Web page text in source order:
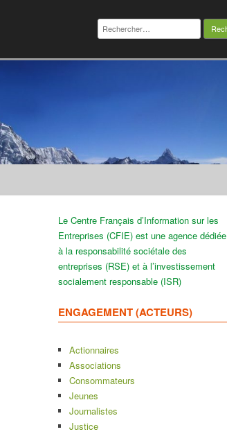
Rechercher :
Le Centre Français d’Information sur les
Entreprises (CFIE) est une agence dédiée
à la responsabilité sociétale des
entreprises (RSE) et à l’investissement
socialement responsable (ISR)
ENGAGEMENT (ACTEURS)
Actionnaires
Associations
Consommateurs
Jeunes
Journalistes
Justice